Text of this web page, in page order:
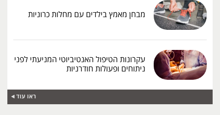
מבחן מאמץ בילדים עם מחלות כרוניות
עקרונות הטיפול האנטיביוטי המניעתי לפני
ניתוחים ופעולות חודרניות
ראו עוד